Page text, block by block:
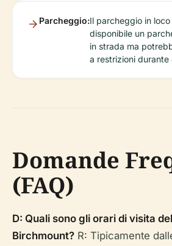
Parcheggio:Il parcheggio in
disponibile un
in strada ma
a restrizioni durante
Domande
(FAQ)
D: Quali sono gli orari di visita
Birchmount? R: Tipicamente